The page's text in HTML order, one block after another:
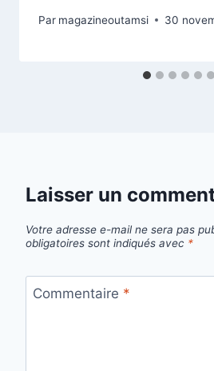
Par magazineoutamsi 30
Laisser un
Votre adresse e-mail ne sera pas
obligatoires sont indiqués avec *
Commentaire *